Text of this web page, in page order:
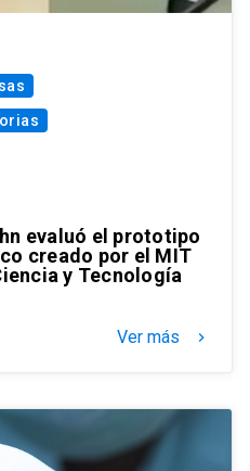
evaluó el prototipo
creado por el MIT
y Tecnología
Ver más keyboard_arrow_right